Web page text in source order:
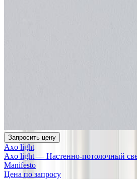
Запросить цену
Axo light
Axo light — Настенно-потолочный
Manifesto
Цена по запросу